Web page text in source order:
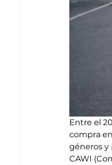
Entre el
compra
géneros
CAWI